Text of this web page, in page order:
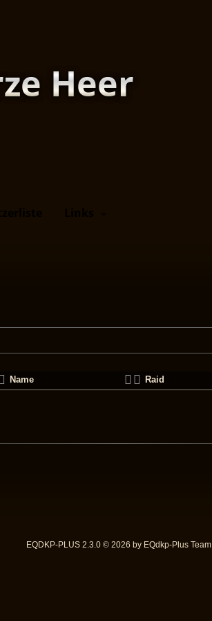
Heer
Name Raid
EQDKP-PLUS 2.3.0 © 2026 by EQdkp-Plus Team